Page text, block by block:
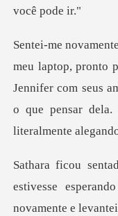
Jennifer com seus
o
estivesse